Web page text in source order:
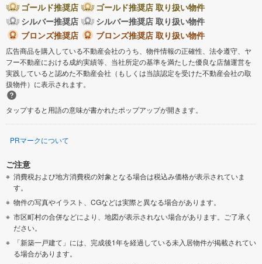
ゴールド推奨店
ゴールド推奨店 取り扱い物件
シルバー推奨店
シルバー推奨店 取り扱い物件
ブロンズ推奨店
ブロンズ推奨店 取り扱い物件
広告商品を購入している不動産会社のうち、物件情報の正確性、法令遵守、ヤ
フー不動産における成約実績等、当社所定の基準を満たした優良な店舗運営を
実践していると認めた不動産会社（もしくは当該認定を受けた不動産会社の取
扱物件）に表示されます。
タップすると用語の意味が書かれたポップアップが開きます。
PRマークについて
ご注意
消費税および地方消費税の対象となる場合は税込み価格が表示されていま
す。
物件の写真やイラスト、CGなどは実際と異なる場合があります。
市区町村の合併などにより、地図が表示されない場合があります。ご了承く
ださい。
「新築一戸建て」には、完成後1年を経過している未入居物件が掲載されてい
る場合があります。